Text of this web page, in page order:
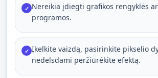
✓ Nereikia įdiegti grafikos rengyklės
programos.
✓ Įkelkite vaizdą, pasirinkite pikselio
nedelsdami peržiūrėkite efektą.